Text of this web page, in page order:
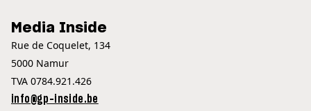
Media Inside
Rue de Coquelet, 134
5000 Namur
TVA 0784.921.426
info@gp-inside.be